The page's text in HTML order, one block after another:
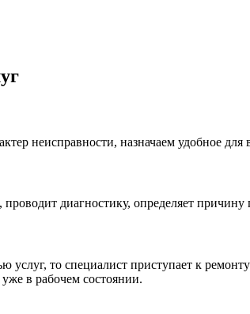
неисправности, назначаем удобное для
диагностику, определяет
услуг, то специалист приступает к
в рабочем состоянии.